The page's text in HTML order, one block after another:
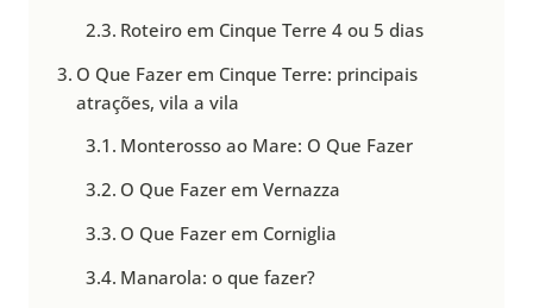
Roteiro em Cinque Terre 4 ou 5 dias
O Que Fazer em Cinque Terre: principais
atrações, vila a vila
Monterosso ao Mare: O Que Fazer
O Que Fazer em Vernazza
O Que Fazer em Corniglia
Manarola: o que fazer?